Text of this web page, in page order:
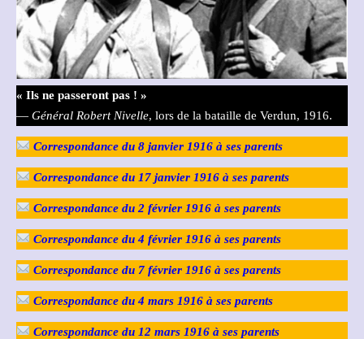
« Ils ne passeront pas ! »
— Général Robert Nivelle, lors de la bataille de Verdun, 1916.
Correspondance du 8 janvier 1916 à ses parents
Correspondance du 17 janvier 1916 à ses parents
Correspondance du 2 février 1916 à ses parents
Correspondance du 4 février 1916 à ses parents
Correspondance du 7 février 1916 à ses parents
Correspondance du 4 mars 1916 à ses parents
Correspondance du 12 mars 1916 à ses parents